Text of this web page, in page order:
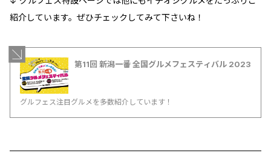
紹介しています。ぜひチェックしてみて下さいね！
第11回 新潟一番 全国グルメフェスティバル 2023
グルフェス注目グルメを多数紹介しています！